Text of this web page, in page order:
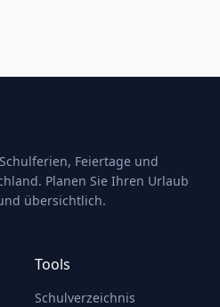
Feiertage und
Planen Sie Ihren Urlaub
übersichtlich.
Tools
Schulverzeichnis